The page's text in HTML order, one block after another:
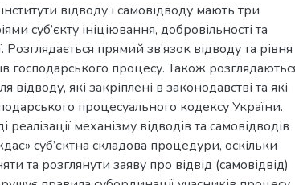
відводу і самовідводу мають три
суб’єкту ініціювання, добровільності та
Розглядається прямий зв’язок відводу та рівня
господарського процесу. Також
відводу, які закріплені в законодавстві та які
процесуального кодексу України.
механізму відводів та самовідводів
суб’єктна складова процедури, оскільки
та розглянути заяву про відвід (самовідвід)